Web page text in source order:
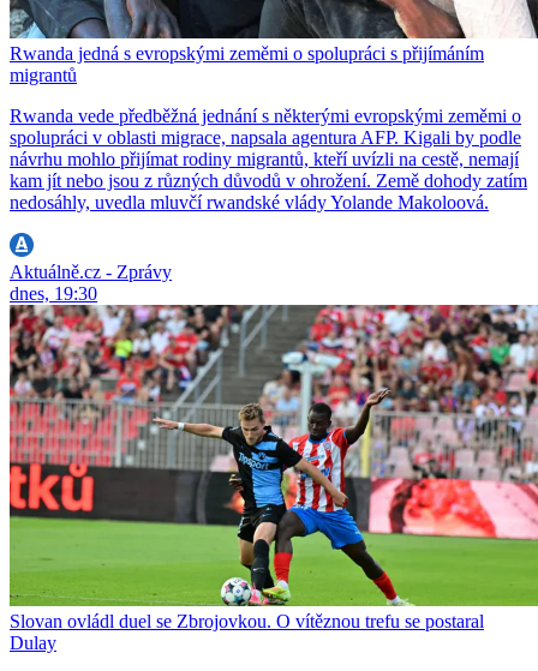
Rwanda jedná s evropskými zeměmi o spolupráci s přijímáním
migrantů
Rwanda vede předběžná jednání s některými evropskými zeměmi o
spolupráci v oblasti migrace, napsala agentura AFP. Kigali by podle
návrhu mohlo přijímat rodiny migrantů, kteří uvízli na cestě, nemají
kam jít nebo jsou z různých důvodů v ohrožení. Země dohody zatím
nedosáhly, uvedla mluvčí rwandské vlády Yolande Makoloová.
Aktuálně.cz - Zprávy
dnes, 19:30
Slovan ovládl duel se Zbrojovkou. O vítěznou trefu se postaral
Dulay